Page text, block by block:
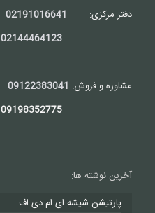
دفتر مرکزی: 02191016641
02144464123
مشاوره و فروش: 09122383041
آخرین نوشته ها:
پارتیشن شیشه ای ام دی اف